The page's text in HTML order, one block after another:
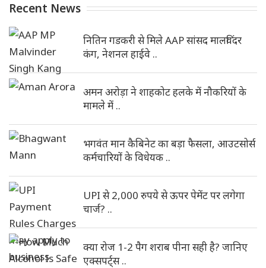
Recent News
नितिन गडकरी से मिले AAP सांसद मालविंदर
कंग, नेशनल हाईवे ..
अमन अरोड़ा ने शाहकोट हलके में नौकरियों के
मामले में ..
भगवंत मान कैबिनेट का बड़ा फैसला, आउटसोर्स
कर्मचारियों के विधेयक ..
UPI से 2,000 रुपये से ऊपर पेमेंट पर लगेगा
चार्ज? ..
क्या रोज 1-2 पैग शराब पीना सही है? जानिए
एक्सपर्ट्स ..